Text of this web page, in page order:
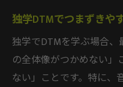
独学DTMでつまずきや
独学でDTMを学ぶ場合
の全体像がつかめない」
ない」ことです。特に、